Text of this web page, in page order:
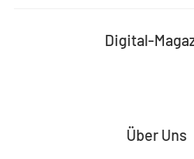
Digital-
Über Uns